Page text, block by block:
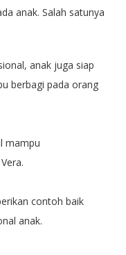
anak. Salah satunya
anak juga siap
berbagi pada orang
mampu
contoh baik
anak.